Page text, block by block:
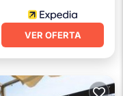
VER OFERTA